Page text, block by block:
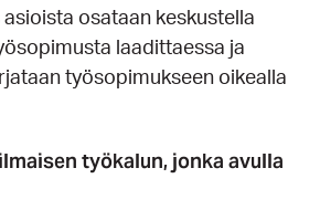
osataan keskustella
laadittaessa ja
työsopimukseen oikealla
työkalun, jonka avulla